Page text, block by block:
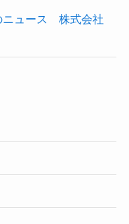
ニュース 株式会社